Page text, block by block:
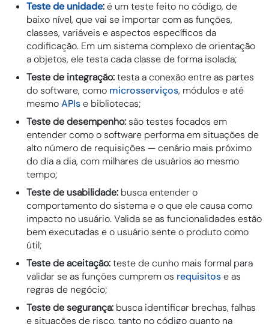
Teste de unidade:é um teste feito no código, de
baixo nível, que vai se importar com as funções,
classes, variáveis e aspectos específicos da
codificação. Em um sistema complexo de orientação
a objetos, ele testa cada classe de forma isolada;
Teste de integração:testa a conexão entre as partes
do software, como microsserviços, módulos e até
mesmoAPIse bibliotecas;
Teste de desempenho:são testes focados em
entender como o software performa em situações de
alto número de requisições — cenário mais próximo
do dia a dia, com milhares de usuários ao mesmo
tempo;
Teste de usabilidade: busca entender o
comportamento do sistema e o que ele causa como
impacto no usuário. Valida se as funcionalidades estão
bem executadas e o usuário sente o produto como
útil;
Teste de aceitação:teste de cunho mais formal para
validar se as funções cumprem os requisitose as
regras de negócio;
Teste de segurança: busca identificar brechas, falhas
e situações de risco, tanto no código quanto na